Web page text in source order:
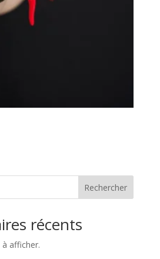
Rechercher
récents
afficher.